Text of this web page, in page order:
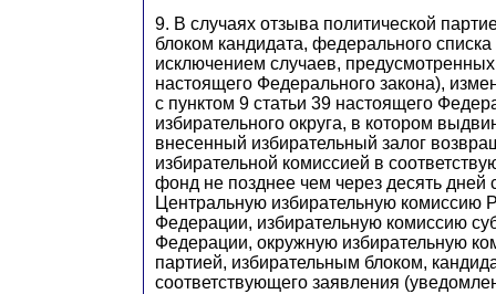
9. В случаях отзыва политической
блоком кандидата, федерального списка
исключением случаев,
настоящего Федерального закона),
с пунктом 9 статьи 39 настоящего
избирательного округа, в котором
внесенный избирательный залог
избирательной комиссией в
фонд не позднее чем через десять дней
Центральную избирательную комиссию
Федерации, избирательную комиссию
Федерации, окружную избирательную
партией, избирательным блоком,
соответствующего заявления